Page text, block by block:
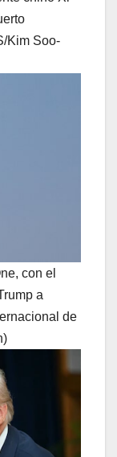
Kim Soo-
con el
a
de